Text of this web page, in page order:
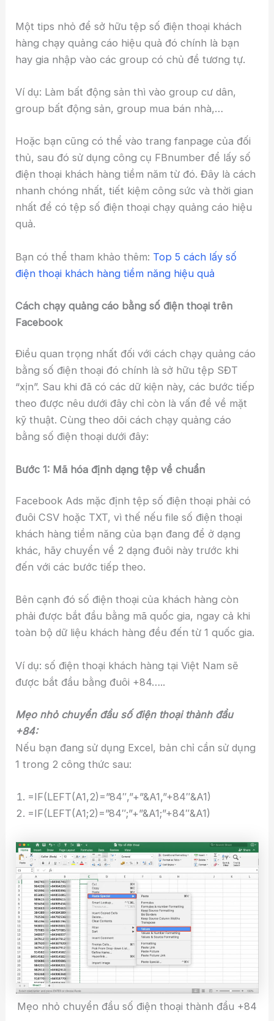
Một tips nhỏ để sở hữu tệp số điện thoại khách
hàng chạy quảng cáo hiệu quả đó chính là bạn
hay gia nhập vào các group có chủ đề tương tự.
Ví dụ: Làm bất động sản thì vào group cư dân,
group bất động sản, group mua bán nhà,…
Hoặc bạn cũng có thể vào trang fanpage của đối
thủ, sau đó sử dụng công cụ FBnumber để lấy số
điện thoại khách hàng tiềm năm từ đó. Đây là cách
nhanh chóng nhất, tiết kiệm công sức và thời gian
nhất để có tệp số điện thoại chạy quảng cáo hiệu
quả.
Bạn có thể tham khảo thêm: Top 5 cách lấy số
điện thoại khách hàng tiềm năng hiệu quả
Cách chạy quảng cáo bằng số điện thoại trên
Facebook
Điều quan trọng nhất đối với cách chạy quảng cáo
bằng số điện thoại đó chính là sở hữu tệp SĐT
“xịn”. Sau khi đã có các dữ kiện này, các bước tiếp
theo được nêu dưới đây chỉ còn là vấn đề về mặt
kỹ thuật. Cùng theo dõi cách chạy quảng cáo
bằng số điện thoại dưới đây:
Bước 1: Mã hóa định dạng tệp về chuẩn
Facebook Ads mặc định tệp số điện thoại phải có
đuôi CSV hoặc TXT, vì thế nếu file số điện thoại
khách hàng tiềm năng của bạn đang để ở dạng
khác, hãy chuyển về 2 dạng đuôi này trước khi
đến với các bước tiếp theo.
Bên cạnh đó số điện thoại của khách hàng còn
phải được bắt đầu bằng mã quốc gia, ngay cả khi
toàn bộ dữ liệu khách hàng đều đến từ 1 quốc gia.
Ví dụ: số điện thoại khách hàng tại Việt Nam sẽ
được bắt đầu bằng đuôi +84…..
Mẹo nhỏ chuyển đầu số điện thoại thành đầu
+84:
Nếu bạn đang sử dụng Excel, bản chỉ cần sử dụng
1 trong 2 công thức sau:
=IF(LEFT(A1,2)=”84″,”+”&A1,”+84″&A1)
=IF(LEFT(A1;2)=”84″;”+”&A1;”+84″&A1)
Mẹo nhỏ chuyển đầu số điện thoại thành đầu +84